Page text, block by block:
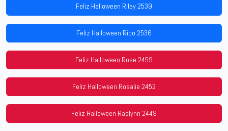
Feliz Halloween Riley 2539
Feliz Halloween Rico 2536
Feliz Halloween Rose 2459
Feliz Halloween Rosalie 2452
Feliz Halloween Raelynn 2449